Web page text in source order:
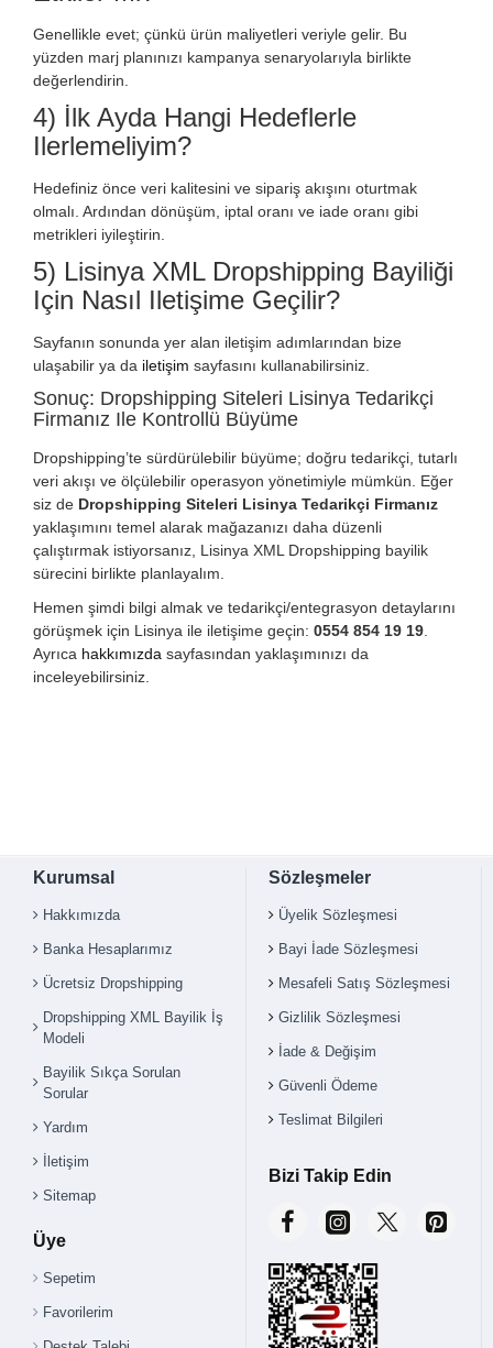
Genellikle evet; çünkü ürün maliyetleri veriyle gelir. Bu
yüzden marj planınızı kampanya senaryolarıyla birlikte
değerlendirin.
4) İlk Ayda Hangi Hedeflerle
Ilerlemeliyim?
Hedefiniz önce veri kalitesini ve sipariş akışını oturtmak
olmalı. Ardından dönüşüm, iptal oranı ve iade oranı gibi
metrikleri iyileştirin.
5) Lisinya XML Dropshipping Bayiliği
Için Nasıl Iletişime Geçilir?
Sayfanın sonunda yer alan iletişim adımlarından bize
ulaşabilir ya da iletişim sayfasını kullanabilirsiniz.
Sonuç: Dropshipping Siteleri Lisinya Tedarikçi
Firmanız Ile Kontrollü Büyüme
Dropshipping’te sürdürülebilir büyüme; doğru tedarikçi, tutarlı
veri akışı ve ölçülebilir operasyon yönetimiyle mümkün. Eğer
siz de Dropshipping Siteleri Lisinya Tedarikçi Firmanız
yaklaşımını temel alarak mağazanızı daha düzenli
çalıştırmak istiyorsanız, Lisinya XML Dropshipping bayilik
sürecini birlikte planlayalım.
Hemen şimdi bilgi almak ve tedarikçi/entegrasyon detaylarını
görüşmek için Lisinya ile iletişime geçin: 0554 854 19 19
Ayrıca hakkımızda sayfasından yaklaşımınızı da
inceleyebilirsiniz.
Kurumsal
Hakkımızda
Banka Hesaplarımız
Ücretsiz Dropshipping
Dropshipping XML Bayilik İş
Modeli
Bayilik Sıkça Sorulan
Sorular
Yardım
İletişim
Sitemap
Üye
Sepetim
Favorilerim
Sözleşmeler
Üyelik Sözleşmesi
Bayi İade Sözleşmesi
Mesafeli Satış Sözleşmesi
Gizlilik Sözleşmesi
İade & Değişim
Güvenli Ödeme
Teslimat Bilgileri
Bizi Takip Edin